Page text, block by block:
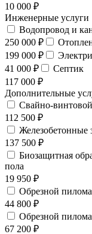
10 000 ₽
Инженерные услуги
Водопровод и
250 000 ₽
199 000 ₽
41 000 ₽
Септик
117 000 ₽
Дополнительные
Свайно-
112 500 ₽
Железобетонные
137 500 ₽
Биозащитная
пола
19 950 ₽
Обрезной
44 800 ₽
Обрезной
67 200 ₽